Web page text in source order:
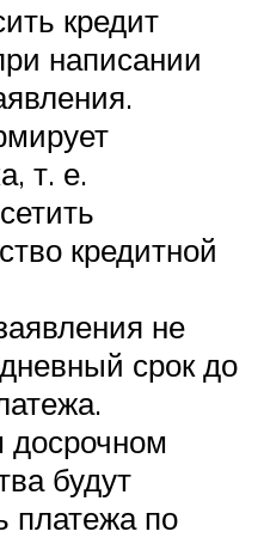
кредит
написании
т. е.
кредитной
не
срок до
досрочном
будут
платежа по